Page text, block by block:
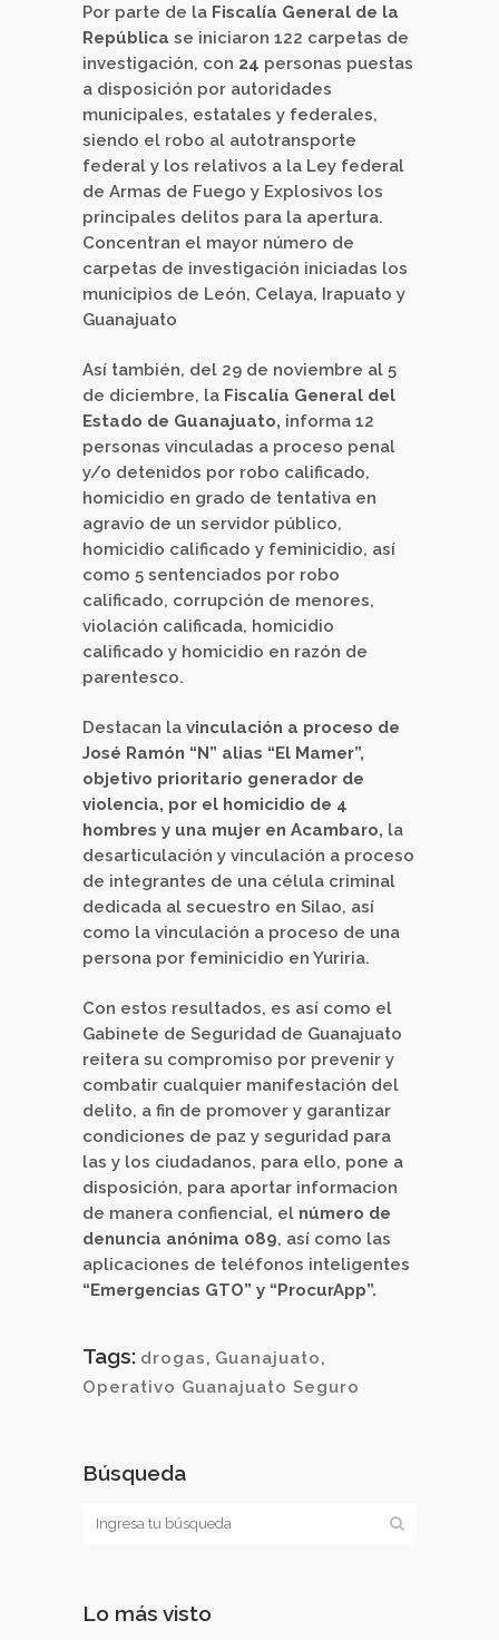
Por parte de la Fiscalía General de la
República se iniciaron 122 carpetas de
investigación, con 24 personas puestas
a disposición por autoridades
municipales, estatales y federales,
siendo el robo al autotransporte
federal y los relativos a la Ley federal
de Armas de Fuego y Explosivos los
principales delitos para la apertura.
Concentran el mayor número de
carpetas de investigación iniciadas los
municipios de León, Celaya, Irapuato y
Guanajuato
Así también, del 29 de noviembre al 5
de diciembre, la Fiscalía General del
Estado de Guanajuato, informa 12
personas vinculadas a proceso penal
y/o detenidos por robo calificado,
homicidio en grado de tentativa en
agravio de un servidor público,
homicidio calificado y feminicidio, así
como 5 sentenciados por robo
calificado, corrupción de menores,
violación calificada, homicidio
calificado y homicidio en razón de
parentesco.
Destacan la vinculación a proceso de
José Ramón “N” alias “El Mamer”,
objetivo prioritario generador de
violencia, por el homicidio de 4
hombres y una mujer en Acambaro, la
desarticulación y vinculación a proceso
de integrantes de una célula criminal
dedicada al secuestro en Silao, así
como la vinculación a proceso de una
persona por feminicidio en Yuriria.
Con estos resultados, es así como el
Gabinete de Seguridad de Guanajuato
reitera su compromiso por prevenir y
combatir cualquier manifestación del
delito, a fin de promover y garantizar
condiciones de paz y seguridad para
las y los ciudadanos, para ello, pone a
disposición, para aportar informacion
de manera confiencial, el número de
denuncia anónima 089, así como las
aplicaciones de teléfonos inteligentes
“Emergencias GTO” y “ProcurApp”.
Tags: drogas, Guanajuato,
Operativo Guanajuato Seguro
Búsqueda
Lo más visto